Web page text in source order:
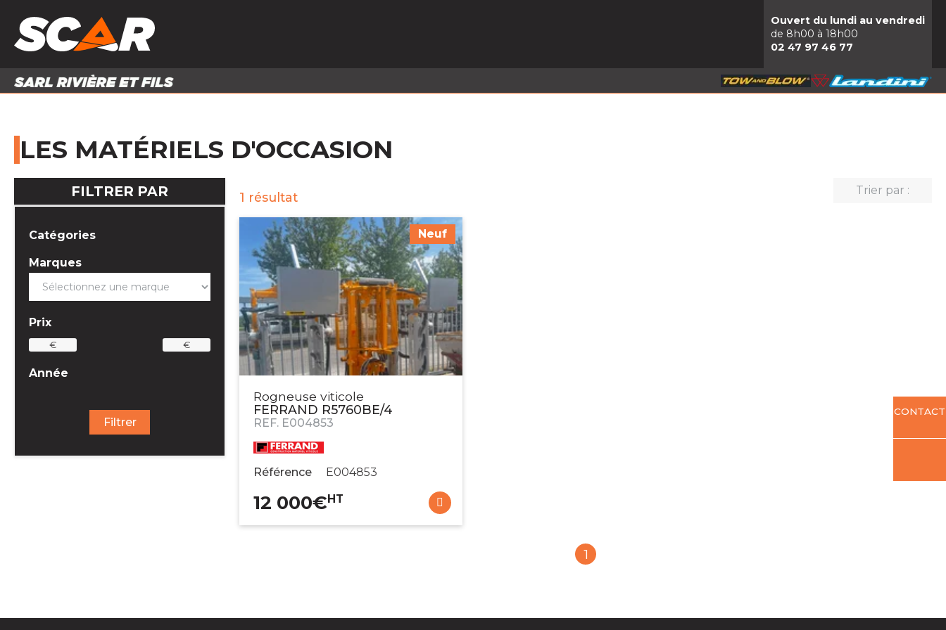
PIÈCES ET ACCESSOIRES
Ouvert du lundi au vendredi
de 8h00 à 18h00
02 47 97 46 77
LES MATÉRIELS D'OCCASION
FILTRER PAR
Catégories
Marques
Prix
€ €
Année
Filtrer
1 résultat Trier par :
Neuf
Rogneuse viticole
FERRAND R5760BE/4
REF. E004853
Référence E004853
12 000€HT
1
CONTACT